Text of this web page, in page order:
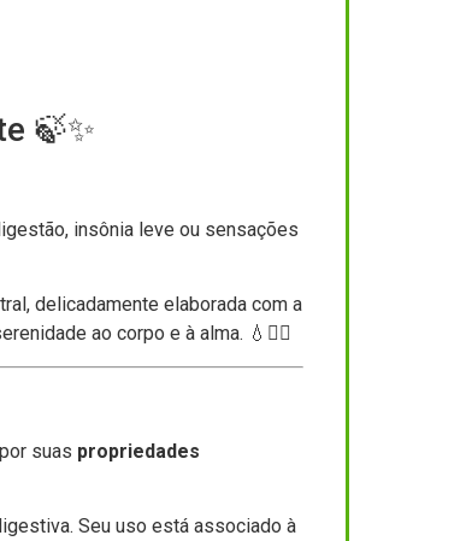
🍃✨
insônia leve ou sensações
delicadamente elaborada com a
ao corpo e à alma. 💧🧘‍♀️
suas propriedades
Seu uso está associado à